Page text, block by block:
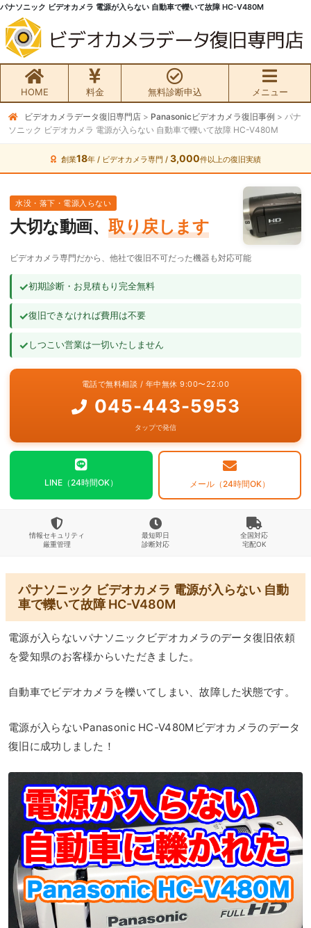
パナソニック ビデオカメラ 電源が入らない 自動車で轢いて故障 HC-V480M
HOME 料金 無料診断申込 メニュー
無料初期診断お申込み
ビデオカメラ データ復旧HOME
料金・メニュー
サービスの流れ
よくあるご質問
ビデオカメラデータ復旧専門店 > Panasonicビデオカメラ復旧事例 > パナ
ソニック ビデオカメラ 電源が入らない 自動車で轢いて故障 HC-V480M
創業18年 / ビデオカメラ専門 / 3,000件以上の復旧実績
水没・落下・電源入らない
大切な動画、 取り戻します
ビデオカメラ専門だから、他社で復旧不可だった機器も対応可能
✓初期診断・お見積もり完全無料
✓復旧できなければ費用は不要
✓しつこい営業は一切いたしません
電話で無料相談 / 年中無休 9:00〜22:00
045-443-5953
タップで発信
LINE（24時間OK） メール（24時間OK）
情報セキュリティ
厳重管理
最短即日
診断対応
全国対応
宅配OK
パナソニック ビデオカメラ 電源が入らない 自動
車で轢いて故障 HC-V480M
電源が入らないパナソニックビデオカメラのデータ復旧依頼
を愛知県のお客様からいただきました。
自動車でビデオカメラを轢いてしまい、故障した状態です。
電源が入らないPanasonic HC-V480Mビデオカメラのデータ
復旧に成功しました！